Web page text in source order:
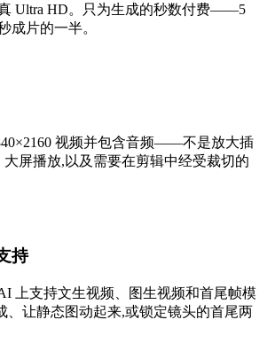
Ultra HD。只为生成的秒数付费——5
成片的一半。
视频并包含音频——不是放大插
屏播放,以及需要在剪辑中经受裁切的
持
上支持文生视频、图生视频和首尾帧模
、让静态图动起来,或锁定镜头的首尾两